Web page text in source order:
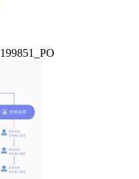
199851_PO